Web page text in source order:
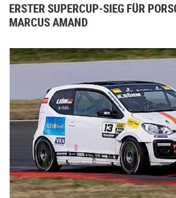
ERSTER SUPERCUP-SIEG FÜR
MARCUS AMAND